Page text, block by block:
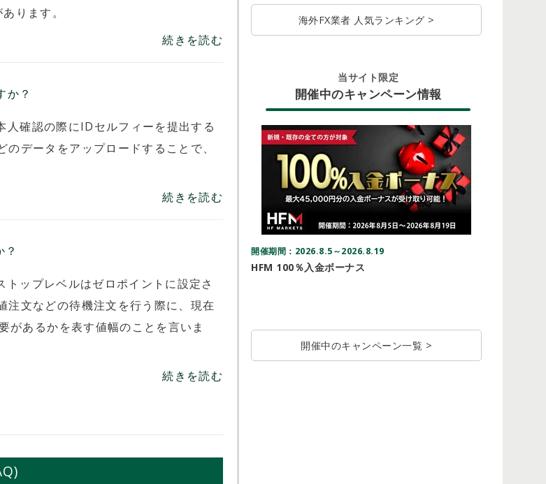
ります。
続きを読む
か？
確認の際にIDセルフィーを提出する
データをアップロードすることで、
続きを読む
ップレベルはゼロポイントに設定さ
注文などの待機注文を行う際に、現在
あるかを表す値幅のことを言いま
続きを読む
海外FX業者 人気ランキング >
当サイト限定
開催中のキャンペーン情報
開催期間：2026.8.7～2026.8.28
「Vantage Cup SEASON#02」
開催期間：2026.8.5～2026.8.19
HFM 100％入金ボーナス
開催中のキャンペーン一覧 >